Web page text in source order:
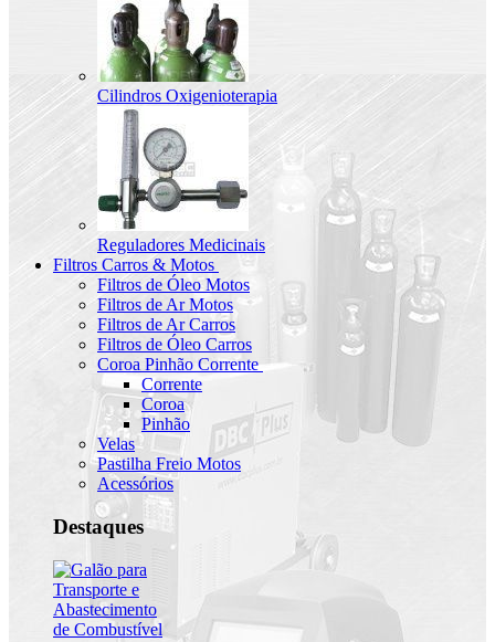
Cilindros Oxigenioterapia
Reguladores Medicinais
Filtros Carros & Motos
Filtros de Óleo Motos
Filtros de Ar Motos
Filtros de Ar Carros
Filtros de Óleo Carros
Coroa Pinhão Corrente
Corrente
Coroa
Pinhão
Velas
Pastilha Freio Motos
Acessórios
Destaques